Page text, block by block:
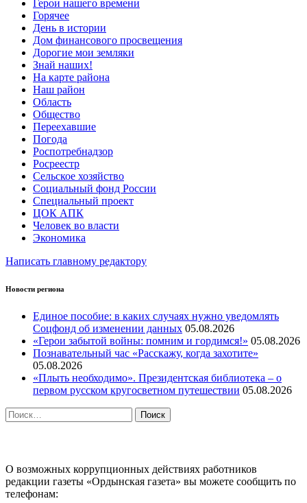
Герои нашего времени
Горячее
День в истории
Дом финансового просвещения
Дорогие мои земляки
Знай наших!
На карте района
Наш район
Область
Общество
Переехавшие
Погода
Роспотребнадзор
Росреестр
Сельское хозяйство
Социальный фонд России
Специальный проект
ЦОК АПК
Человек во власти
Экономика
Написать главному редактору
Новости региона
Единое пособие: в каких случаях нужно уведомлять
Соцфонд об изменении данных 05.08.2026
«Герои забытой войны: помним и гордимся!» 05.08.2026
Познавательный час «Расскажу, когда захотите»
05.08.2026
«Плыть необходимо». Президентская библиотека – о
первом русском кругосветном путешествии 05.08.2026
Найти:
О возможных коррупционных действиях работников
редакции газеты «Ордынская газета» вы можете сообщить по
телефонам: